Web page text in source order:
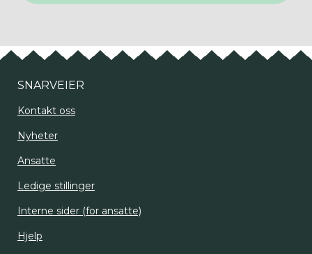
SNARVEIER
Kontakt oss
Nyheter
Ansatte
Ledige stillinger
Interne sider (for ansatte)
Hjelp